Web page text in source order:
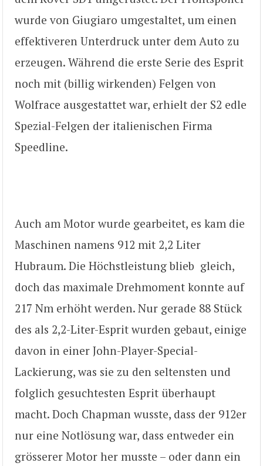
wurde von Giugiaro umgestaltet, um einen
effektiveren Unterdruck unter dem Auto zu
erzeugen. Während die erste Serie des Esprit
noch mit (billig wirkenden) Felgen von
Wolfrace ausgestattet war, erhielt der S2 edle
Spezial-Felgen der italienischen Firma
Speedline.
Auch am Motor wurde gearbeitet, es kam die
Maschinen namens 912 mit 2,2 Liter
Hubraum. Die Höchstleistung blieb gleich,
doch das maximale Drehmoment konnte auf
217 Nm erhöht werden. Nur gerade 88 Stück
des als 2,2-Liter-Esprit wurden gebaut, einige
davon in einer John-Player-Special-
Lackierung, was sie zu den seltensten und
folglich gesuchtesten Esprit überhaupt
macht. Doch Chapman wusste, dass der 912er
nur eine Notlösung war, dass entweder ein
grösserer Motor her musste – oder dann ein